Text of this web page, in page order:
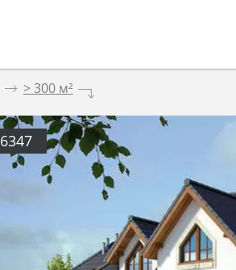
. > 300 м² .
6347